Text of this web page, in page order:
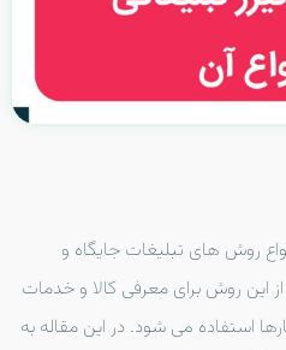
روش های تبلیغات جایگاه و
این روش برای معرفی کالا و خدمات
استفاده می شود. در این مقاله به